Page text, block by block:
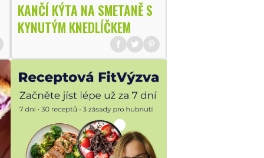
KANČÍ KÝTA NA SMETANĚ S
KYNUTÝM KNEDLÍČKEM